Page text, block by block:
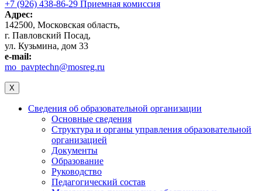
+7 (926) 438-86-29 Приемная комиссия
Адрес:
142500, Московская область,
г. Павловский Посад,
ул. Кузьмина, дом 33
e-mail:
mo_pavptechn@mosreg.ru
X
Сведения об образовательной организации
Основные сведения
Структура и органы управления образовательной
организацией
Документы
Образование
Руководство
Педагогический состав